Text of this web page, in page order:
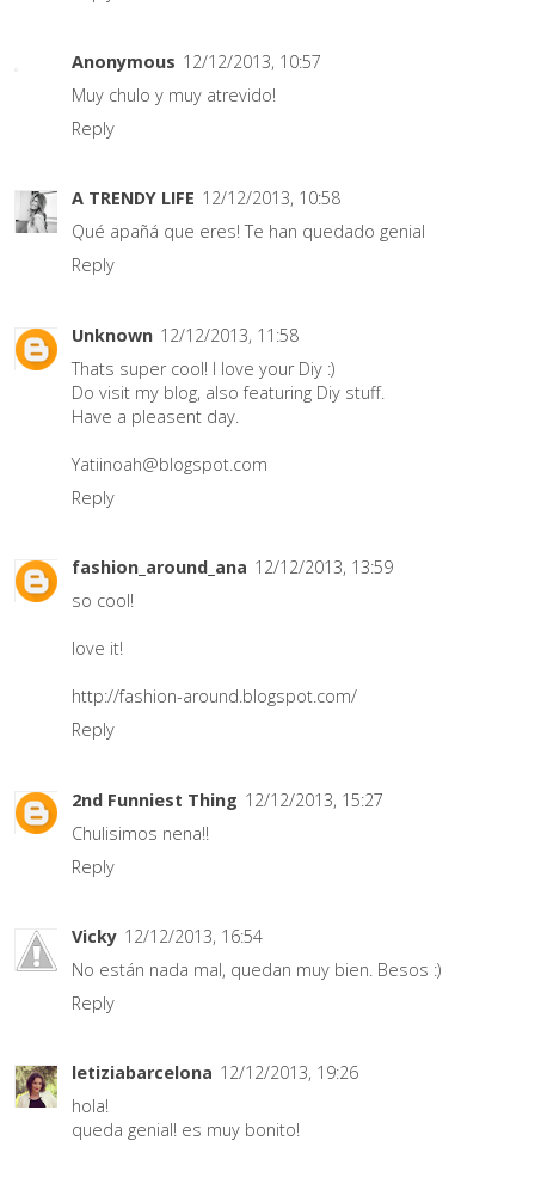
Anonymous 12/12/2013, 10:57
Muy chulo y muy atrevido!
Reply
A TRENDY LIFE 12/12/2013, 10:58
Qué apañá que eres! Te han quedado genial
Reply
Unknown 12/12/2013, 11:58
Thats super cool! I love your Diy :)
Do visit my blog, also featuring Diy stuff.
Have a pleasent day.
Yatiinoah@blogspot.com
Reply
fashion_around_ana 12/12/2013, 13:59
so cool!
love it!
http://fashion-around.blogspot.com/
Reply
2nd Funniest Thing 12/12/2013, 15:27
Chulisimos nena!!
Reply
Vicky 12/12/2013, 16:54
No están nada mal, quedan muy bien. Besos :)
Reply
letiziabarcelona 12/12/2013, 19:26
hola!
queda genial! es muy bonito!